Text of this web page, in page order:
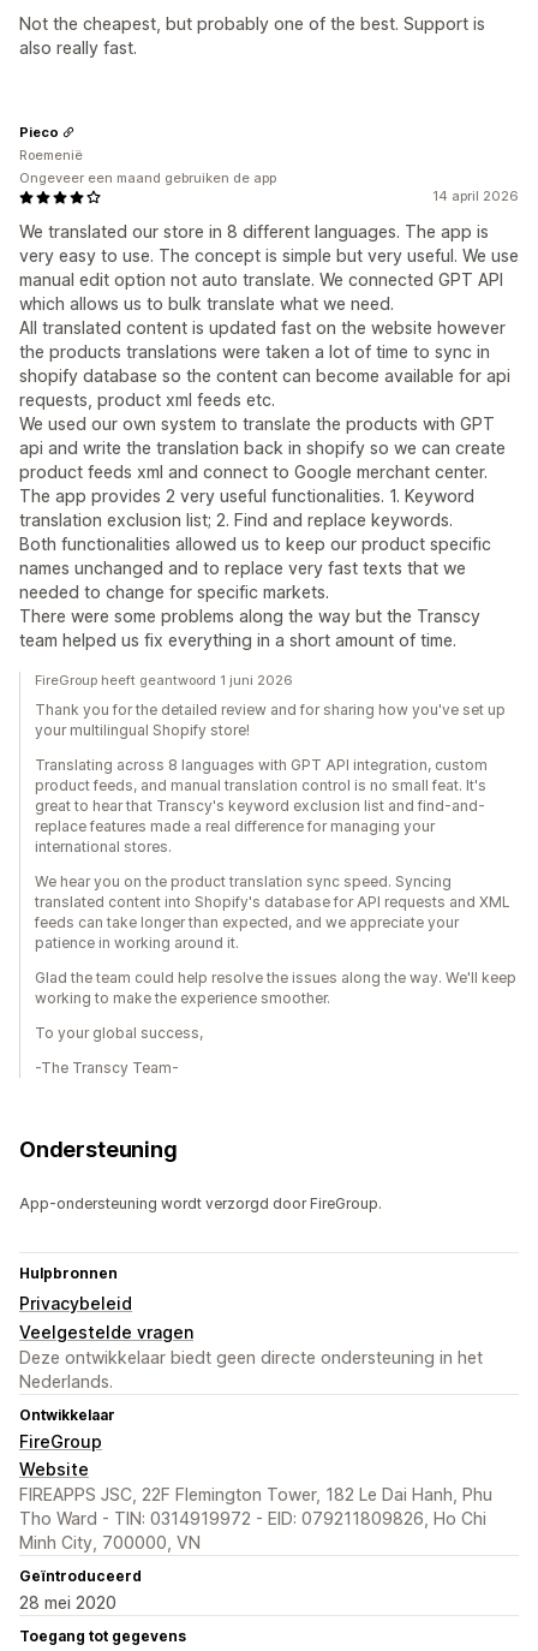
Not the cheapest, but probably one of the best. Support is
also really fast.
14 april 2026
We translated our store in 8 different languages. The app is
very easy to use. The concept is simple but very useful. We use
manual edit option not auto translate. We connected GPT API
which allows us to bulk translate what we need.
All translated content is updated fast on the website however
the products translations were taken a lot of time to sync in
shopify database so the content can become available for api
requests, product xml feeds etc.
We used our own system to translate the products with GPT
api and write the translation back in shopify so we can create
product feeds xml and connect to Google merchant center.
The app provides 2 very useful functionalities. 1. Keyword
translation exclusion list; 2. Find and replace keywords.
Both functionalities allowed us to keep our product specific
names unchanged and to replace very fast texts that we
needed to change for specific markets.
There were some problems along the way but the Transcy
team helped us fix everything in a short amount of time.
Pieco
Roemenië
Ongeveer een maand gebruiken de app
FireGroup heeft geantwoord 1 juni 2026
Thank you for the detailed review and for sharing how you've set up
your multilingual Shopify store!
Translating across 8 languages with GPT API integration, custom
product feeds, and manual translation control is no small feat. It's
great to hear that Transcy's keyword exclusion list and find-and-
replace features made a real difference for managing your
international stores.
We hear you on the product translation sync speed. Syncing
translated content into Shopify's database for API requests and XML
feeds can take longer than expected, and we appreciate your
patience in working around it.
Glad the team could help resolve the issues along the way. We'll keep
working to make the experience smoother.
To your global success,
-The Transcy Team-
Ondersteuning
App-ondersteuning wordt verzorgd door FireGroup.
Hulpbronnen
Privacybeleid
Veelgestelde vragen
Deze ontwikkelaar biedt geen directe ondersteuning in het
Nederlands.
Ontwikkelaar
FireGroup
Website
FIREAPPS JSC, 22F Flemington Tower, 182 Le Dai Hanh, Phu
Tho Ward - TIN: 0314919972 - EID: 079211809826, Ho Chi
Minh City, 700000, VN
Geïntroduceerd
28 mei 2020
Toegang tot gegevens